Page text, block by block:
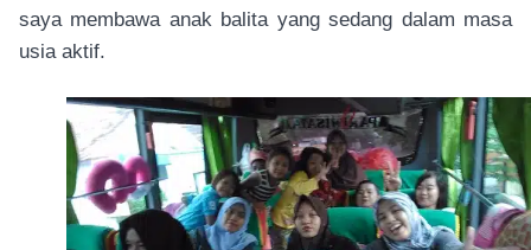
saya membawa anak balita yang sedang dalam masa
usia aktif.